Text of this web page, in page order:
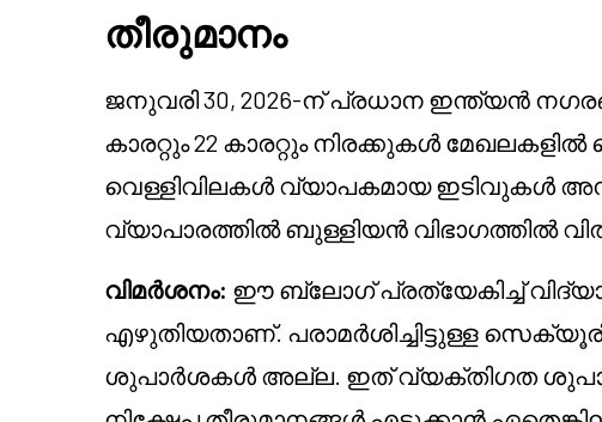
തീരുമാനം
ജനുവരി 30, 2026-ന് പ്രധാന ഇന്ത്യൻ
കാരറ്റും 22 കാരറ്റും നിരക്കുകൾ
വെള്ളിവിലകൾ വ്യാപകമായ ഇടിവുകൾ
വ്യാപാരത്തിൽ ബുള്ളിയൻ വിഭാഗത്തിൽ
വിമർശനം: ഈ ബ്ലോഗ് പ്രത്യേകിച്ച്
എഴുതിയതാണ്. പരാമർശിച്ചിട്ടുള്ള
ശുപാർശകൾ അല്ല. ഇത് വ്യക്തിഗത